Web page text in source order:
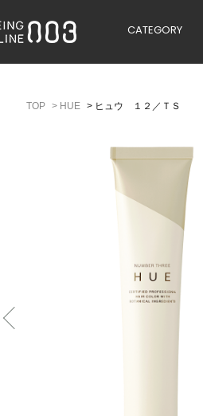
CATEGORY
> HUE > ヒュウ １２／ＴＳ